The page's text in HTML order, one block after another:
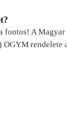
fontos! A
rendelete